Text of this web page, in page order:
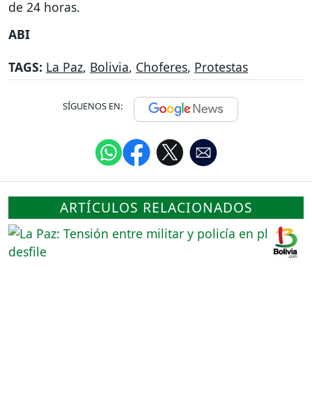
de 24 horas.
ABI
TAGS: La Paz, Bolivia, Choferes, Protestas
SÍGUENOS EN:
ARTÍCULOS RELACIONADOS